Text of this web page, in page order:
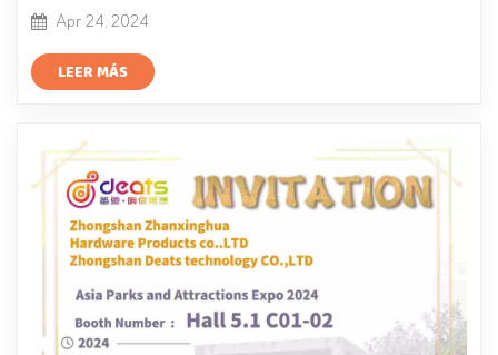
Apr 24, 2024
LEER MÁS